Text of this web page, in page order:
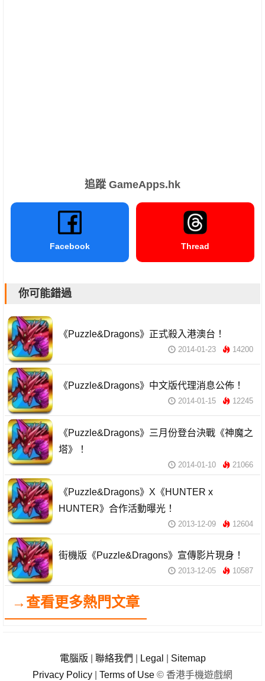
追蹤 GameApps.hk
Facebook Thread
你可能錯過
《Puzzle&Dragons》正式殺入港澳台！
2014-01-23 14200
《Puzzle&Dragons》中文版代理消息公佈！
2014-01-15 12245
《Puzzle&Dragons》三月份登台決戰《神魔之
塔》！
2014-01-10 21066
《Puzzle&Dragons》X《HUNTER x
HUNTER》合作活動曝光！
2013-12-09 12604
街機版《Puzzle&Dragons》宣傳影片現身！
2013-12-05 10587
→查看更多熱門文章
電腦版 聯絡我們 Legal
Sitemap
Privacy Policy
Terms of Use © 香港手機遊戲網